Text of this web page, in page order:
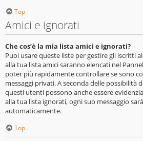
Top
Amici e ignorati
Che cos’è la mia lista amici e ignorati?
Puoi usare queste liste per gestire gli iscritti
alla tua lista amici saranno elencati nel
poter più rapidamente controllare se sono
messaggi privati. A seconda delle possibilità
questi utenti possono anche essere
alla tua lista ignorati, ogni suo messaggio
automaticamente.
Top